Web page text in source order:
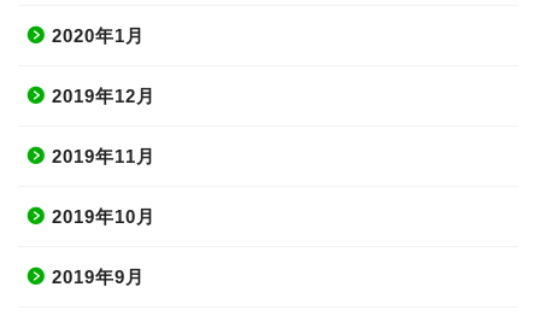
2020年1月
2019年12月
2019年11月
2019年10月
2019年9月